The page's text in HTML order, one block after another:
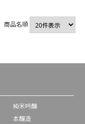
商品名順
純米吟醸
本醸造